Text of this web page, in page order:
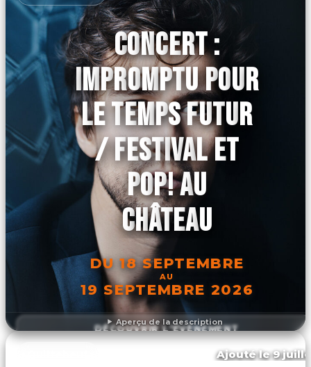
Aperçu de la description
CONCERT :
IMPROMPTU POUR
LE TEMPS FUTUR
/ FESTIVAL ET
POP! AU
CHÂTEAU
DU 18 SEPTEMBRE
AU
19 SEPTEMBRE 2026
DÉCOUVRIR L'ÉVÉNEMENT
Ajouté le 9